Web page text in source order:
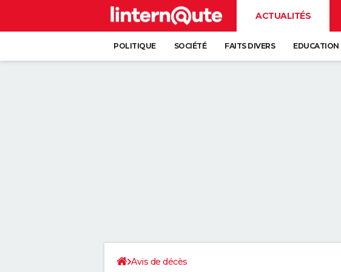
ACTUALITÉS
POLITIQUE SOCIÉTÉ FAITS DIVERS EDUCATION
Avis de décès